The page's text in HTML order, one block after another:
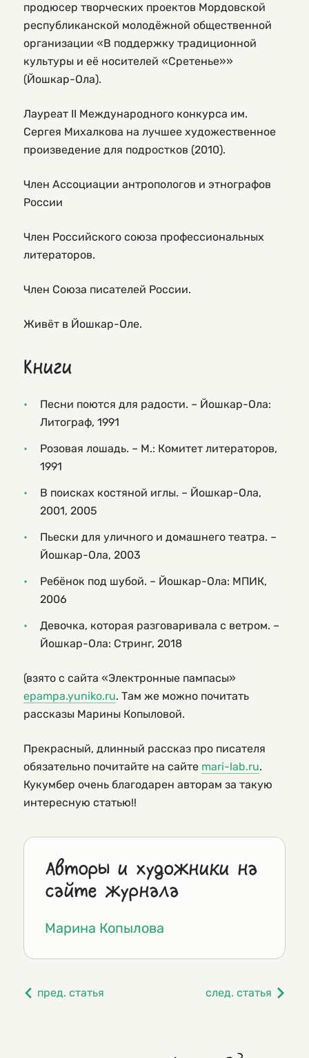
продюсер творческих проектов Мордовской
республиканской молодёжной общественной
организации «В поддержку традиционной
культуры и её носителей «Сретенье»»
(Йошкар-Ола).
Лауреат II Международного конкурса им.
Сергея Михалкова на лучшее художественное
произведение для подростков (2010).
Член Ассоциации антропологов и этнографов
России
Член Российского союза профессиональных
литераторов.
Член Союза писателей России.
Живёт в Йошкар-Оле.
Книги
Песни поются для радости. – Йошкар-Ола:
Литограф, 1991
Розовая лошадь. – М.: Комитет литераторов,
1991
В поисках костяной иглы. – Йошкар-Ола,
2001, 2005
Пьески для уличного и домашнего театра. –
Йошкар-Ола, 2003
Ребёнок под шубой. – Йошкар-Ола: МПИК,
2006
Девочка, которая разговаривала с ветром. –
Йошкар-Ола: Стринг, 2018
(взято с сайта «Электронные пампасы»
epampa.yuniko.ru. Там же можно почитать
рассказы Марины Копыловой.
Прекрасный, длинный рассказ про писателя
обязательно почитайте на сайте mari-lab.ru.
Кукумбер очень благодарен авторам за такую
интересную статью!!
Авторы и художники на
сайте журнала
Марина Копылова
пред. статья след. статья